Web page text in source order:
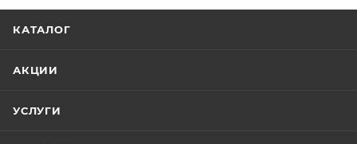
КАТАЛОГ
АКЦИИ
УСЛУГИ